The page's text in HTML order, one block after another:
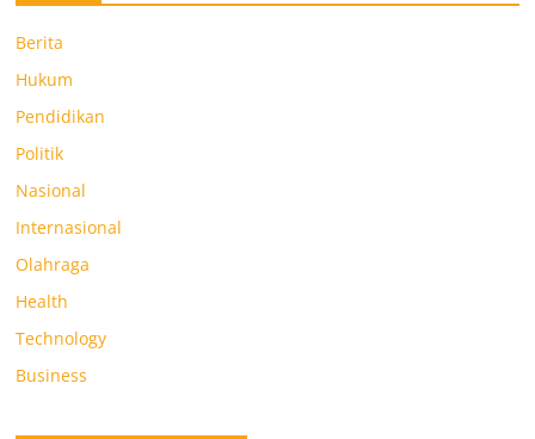
Berita
Hukum
Pendidikan
Politik
Nasional
Internasional
Olahraga
Health
Technology
Business